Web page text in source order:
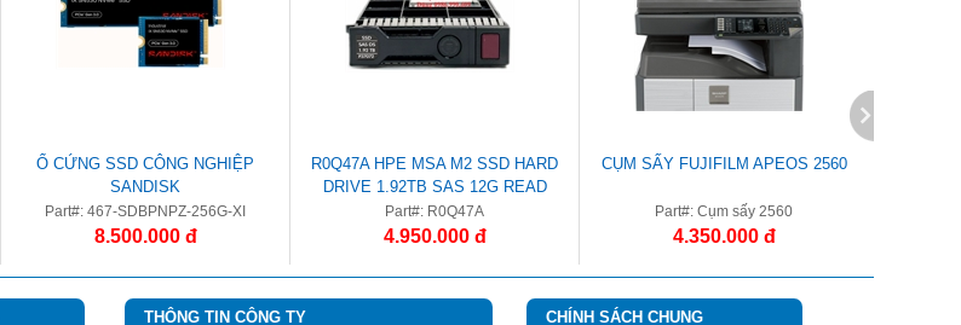
Ổ CỨNG SSD CÔNG NGHIỆP
SANDISK
Part#: 467-SDBPNPZ-256G-XI
8.500.000 đ
R0Q47A HPE MSA M2 SSD HARD
DRIVE 1.92TB SAS 12G READ
INTENSIVE SFF 2.5IN
Part#: R0Q47A
4.950.000 đ
CỤM SẤY FUJIFILM APEOS 2560
Part#: Cụm sấy 2560
4.350.000 đ
THÔNG TIN CÔNG TY CHÍNH SÁCH CHUNG